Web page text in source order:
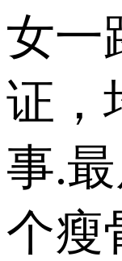
女一
证，
事.
个瘦